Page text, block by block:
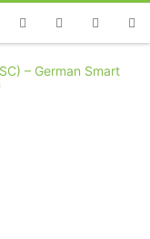
YoutubeInstagramLinkedin